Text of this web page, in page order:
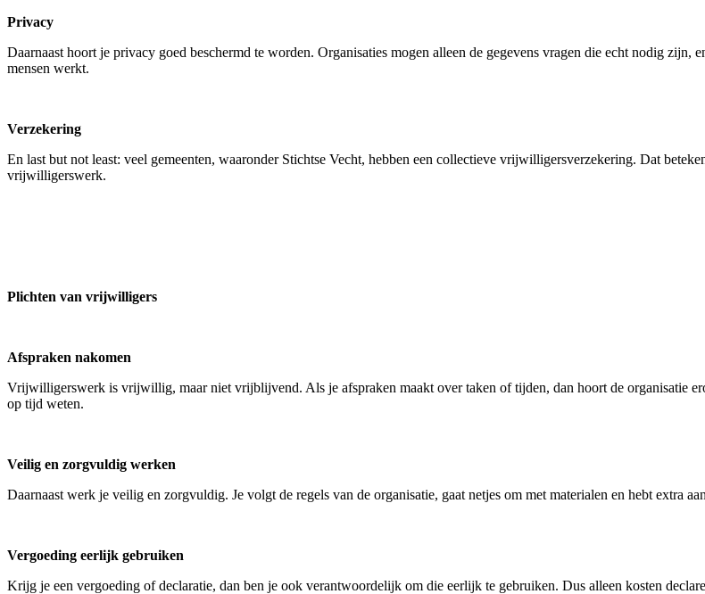
Privacy
Daarnaast hoort je privacy goed beschermd te worden. Organisaties mogen alleen de gegevens vragen die echt nodig
mensen werkt.
Verzekering
En last but not least: veel gemeenten, waaronder Stichtse Vecht, hebben een collectieve vrijwilligersverzekering. Dat
vrijwilligerswerk.
Plichten van vrijwilligers
Afspraken nakomen
Vrijwilligerswerk is vrijwillig, maar niet vrijblijvend. Als je afspraken maakt over taken of tijden, dan hoort de organisatie
op tijd weten.
Veilig en zorgvuldig werken
Daarnaast werk je veilig en zorgvuldig. Je volgt de regels van de organisatie, gaat netjes om met materialen en hebt extra
Vergoeding eerlijk gebruiken
Krijg je een vergoeding of declaratie, dan ben je ook verantwoordelijk om die eerlijk te gebruiken. Dus alleen kosten